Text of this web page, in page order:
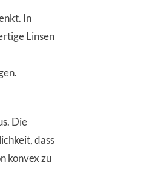
In
Linsen
Die
dass
konvex zu